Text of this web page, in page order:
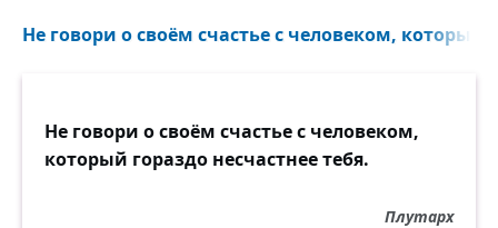
Не говори о своём счастье с человеком, который
Не говори о своём счастье с человеком,
который гораздо несчастнее тебя.
Плутарх